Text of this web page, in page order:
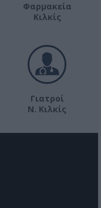
Φαρμακεία
Κιλκίς
Γιατροί
Ν. Κιλκίς